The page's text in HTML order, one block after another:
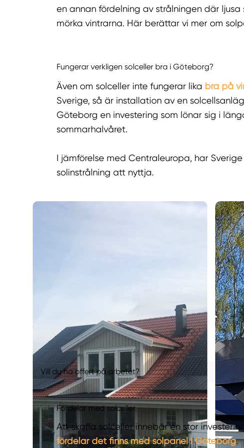
en annan fördelning av strålningen där
mörka vintrarna. Här berättar vi mer om
Fungerar verkligen solceller bra i Göteborg?
Även om solceller inte fungerar lika bra på
Sverige, så är installation av en
Göteborg en investering som lönar sig i
sommarhalvåret.
I jämförelse med Centraleuropa, har
solinstrålning att nyttja.
Vill du ha offert på arbetet?
Fördelar med solceller
Att skaffa solceller innebär en stor
fördelar det finns med solpanel i Göteborg.